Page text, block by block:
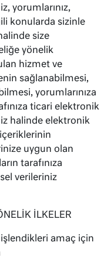
yorumlarınız,
konularda sizinle
size
yönelik
hizmet ve
sağlanabilmesi,
yorumlarınıza
ticari elektronik
halinde elektronik
içeriklerinin
uygun olan
tarafınıza
verileriniz
İLKELER
amaç için